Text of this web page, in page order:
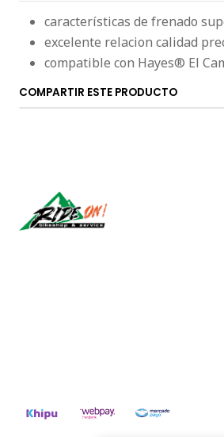
características de frenado
excelente relacion calidad
compatible con Hayes® El
COMPARTIR ESTE PRODUCTO